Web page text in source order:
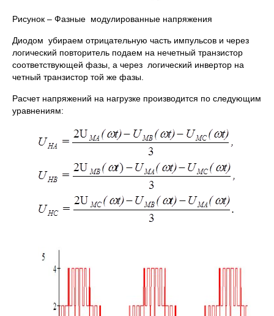
Рисунок – Фазные модулированные напряжения
Диодом убираем отрицательную часть импульсов и через
логический повторитель подаем на нечетный транзистор
соответствующей фазы, а через логический инвертор на
четный транзистор той же фазы.
Расчет напряжений на нагрузке производится по следующим
уравнениям: